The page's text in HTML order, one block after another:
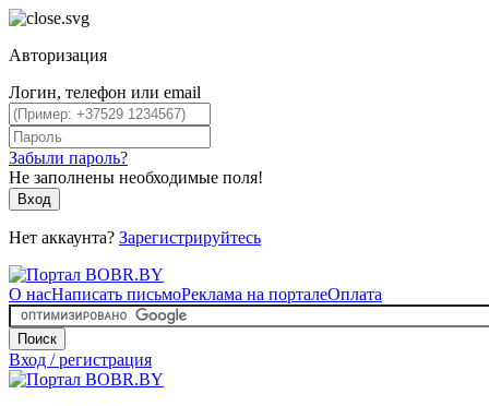
Авторизация
Логин, телефон или email
Забыли пароль?
Не заполнены необходимые поля!
Вход
Нет аккаунта? Зарегистрируйтесь
О насНаписать письмоРеклама на порталеОплата
Поиск
Вход / регистрация